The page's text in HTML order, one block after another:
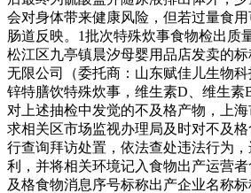
会对身体带来健康风险，但若过量食
肠道反映。1批次特殊炊事食物检出质
松江区九亭镇晨汐母婴用品店发卖的
无限公司（委托商：山东赋佳儿生物
锌特膳饮特殊炊事，维生素D、维生素
对上述抽检中发觉的不及格产物，上
求相关区市场监视办理局及时对不及
行查询拜访处置，依法查处违法行为
利，并将相关环境记入食物出产运营
及格食物消息序号标称出产企业名称